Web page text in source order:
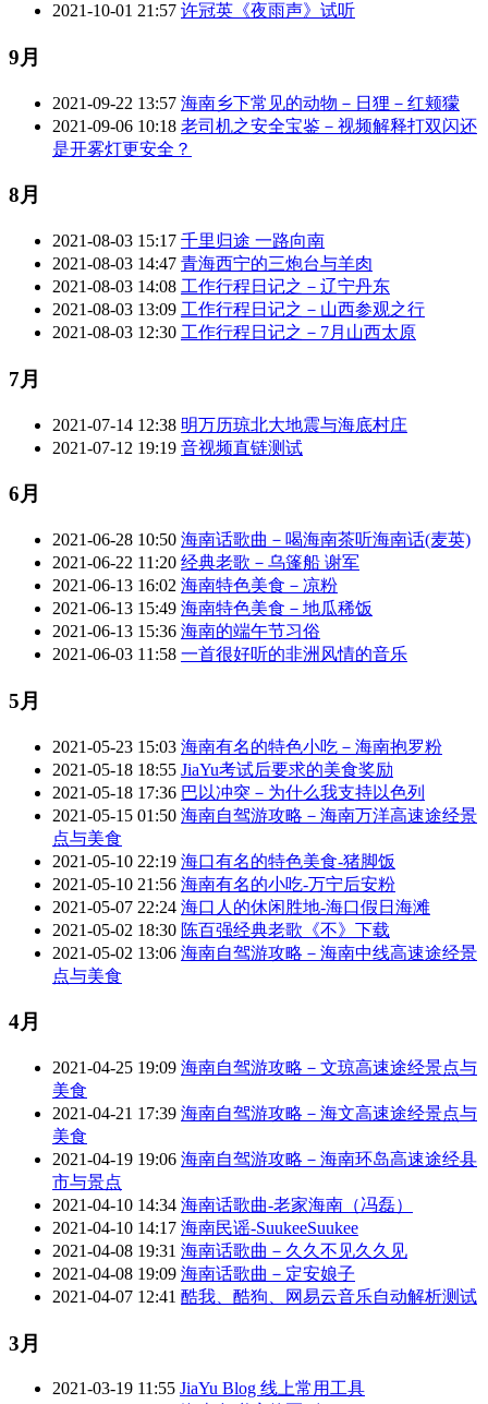
2021-10-01 21:57 许冠英《夜雨声》试听
9月
2021-09-22 13:57 海南乡下常见的动物－日狸－红颊獴
2021-09-06 10:18 老司机之安全宝鉴－视频解释打双闪还
是开雾灯更安全？
8月
2021-08-03 15:17 千里归途 一路向南
2021-08-03 14:47 青海西宁的三炮台与羊肉
2021-08-03 14:08 工作行程日记之－辽宁丹东
2021-08-03 13:09 工作行程日记之－山西参观之行
2021-08-03 12:30 工作行程日记之－7月山西太原
7月
2021-07-14 12:38 明万历琼北大地震与海底村庄
2021-07-12 19:19 音视频直链测试
6月
2021-06-28 10:50 海南话歌曲－喝海南茶听海南话(麦英)
2021-06-22 11:20 经典老歌－乌篷船 谢军
2021-06-13 16:02 海南特色美食－凉粉
2021-06-13 15:49 海南特色美食－地瓜稀饭
2021-06-13 15:36 海南的端午节习俗
2021-06-03 11:58 一首很好听的非洲风情的音乐
5月
2021-05-23 15:03 海南有名的特色小吃－海南抱罗粉
2021-05-18 18:55 JiaYu考试后要求的美食奖励
2021-05-18 17:36 巴以冲突－为什么我支持以色列
2021-05-15 01:50 海南自驾游攻略－海南万洋高速途经景
点与美食
2021-05-10 22:19 海口有名的特色美食-猪脚饭
2021-05-10 21:56 海南有名的小吃-万宁后安粉
2021-05-07 22:24 海口人的休闲胜地-海口假日海滩
2021-05-02 18:30 陈百强经典老歌《不》下载
2021-05-02 13:06 海南自驾游攻略－海南中线高速途经景
点与美食
4月
2021-04-25 19:09 海南自驾游攻略－文琼高速途经景点与
美食
2021-04-21 17:39 海南自驾游攻略－海文高速途经景点与
美食
2021-04-19 19:06 海南自驾游攻略－海南环岛高速途经县
市与景点
2021-04-10 14:34 海南话歌曲-老家海南（冯磊）
2021-04-10 14:17 海南民谣-SuukeeSuukee
2021-04-08 19:31 海南话歌曲－久久不见久久见
2021-04-08 19:09 海南话歌曲－定安娘子
2021-04-07 12:41 酷我、酷狗、网易云音乐自动解析测试
3月
2021-03-19 11:55 JiaYu Blog 线上常用工具